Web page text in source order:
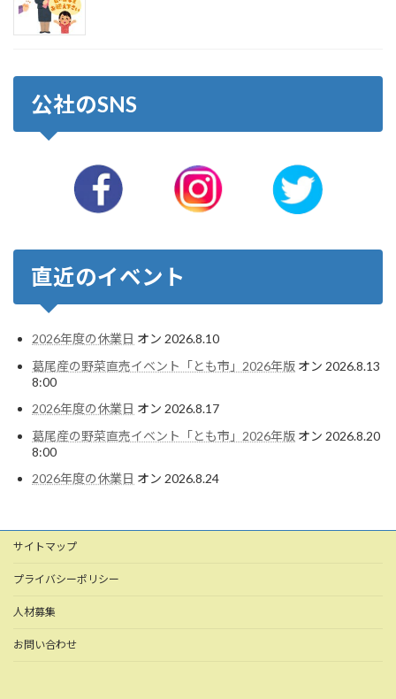
公社のSNS
直近のイベント
2026年度の休業日 オン 2026.8.10
葛尾産の野菜直売イベント「とも市」2026年版 オン 2026.8.13
8:00
2026年度の休業日 オン 2026.8.17
葛尾産の野菜直売イベント「とも市」2026年版 オン 2026.8.20
8:00
2026年度の休業日 オン 2026.8.24
サイトマップ
プライバシーポリシー
人材募集
お問い合わせ